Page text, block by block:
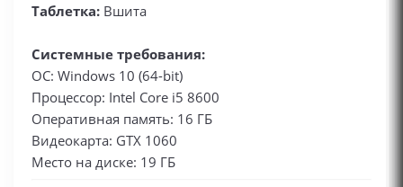
Таблетка: Вшита
Системные требования:
ОС: Windows 10 (64-bit)
Процессор: Intel Core i5 8600
Оперативная память: 16 ГБ
Видеокарта: GTX 1060
Место на диске: 19 ГБ